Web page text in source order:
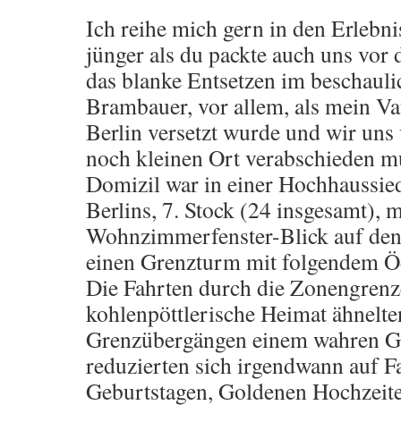
Ich reihe mich gern in den
jünger als du packte auch uns vor
das blanke Entsetzen im
Brambauer, vor allem, als mein
Berlin versetzt wurde und wir uns
noch kleinen Ort verabschieden
Domizil war in einer
Berlins, 7. Stock (24 insgesamt),
Wohnzimmerfenster-Blick auf
einen Grenzturm mit folgendem
Die Fahrten durch die
kohlenpöttlerische Heimat
Grenzübergängen einem wahren
reduzierten sich irgendwann auf
Geburtstagen, Goldenen